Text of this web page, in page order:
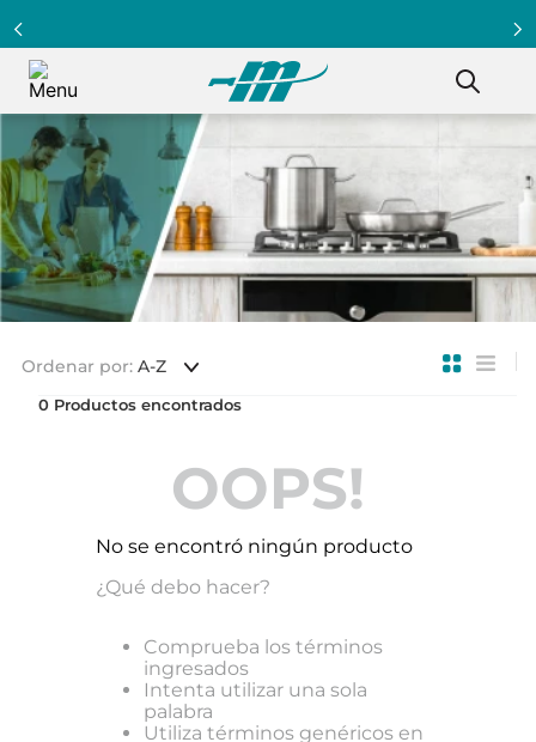
Ordenar por A-Z
0
OOPS!
No se encontró ningún producto
¿Qué debo hacer?
Comprueba los términos
ingresados
Intenta utilizar una sola
palabra
Utiliza términos genéricos en